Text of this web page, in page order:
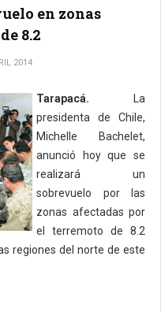
en zonas
8.2
2014
Tarapacá. La
presidenta de Chile,
Michelle Bachelet,
anunció hoy que se
realizará un
sobrevuelo por las
zonas afectadas por
el terremoto de 8.2
regiones del norte de este